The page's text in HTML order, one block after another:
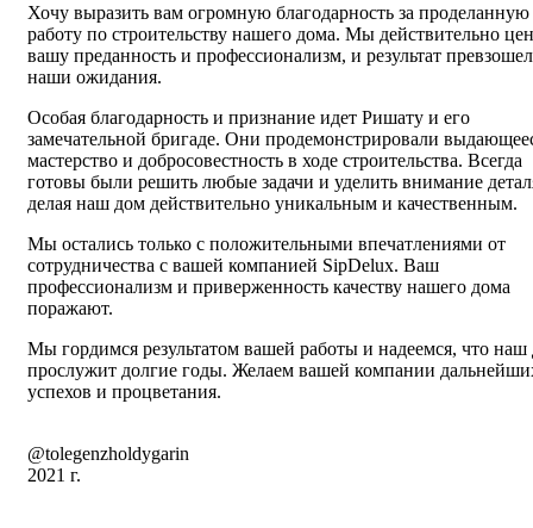
Хочу выразить вам огромную благодарность за проделанную
работу по строительству нашего дома. Мы действительно
вашу преданность и профессионализм, и результат превзошел
наши ожидания.
Особая благодарность и признание идет Ришату и его
замечательной бригаде. Они продемонстрировали
мастерство и добросовестность в ходе строительства. Всегда
готовы были решить любые задачи и уделить внимание
делая наш дом действительно уникальным и качественным.
Мы остались только с положительными впечатлениями от
сотрудничества с вашей компанией SipDelux. Ваш
профессионализм и приверженность качеству нашего дома
поражают.
Мы гордимся результатом вашей работы и надеемся, что наш
прослужит долгие годы. Желаем вашей компании
успехов и процветания.
@tolegenzholdygarin
2021 г.